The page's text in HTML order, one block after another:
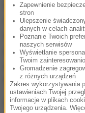
Muguruza zajmie
niezależnie od
Kerver z Czeszką
pojedynku
pozycję w tabeli i
Marią Szarapową.
Kibice obejrzeli do
Zapewnienie
stron
Ulepszenie
danych w celach
Poznanie Twoich
naszych serwisów
Wyświetlanie
Twoim
Gromadzenie
z różnych urządzeń
Zakres wykorzystywania
ustawieniach Twojej
informacje w plikach
Twojego urządzenia.